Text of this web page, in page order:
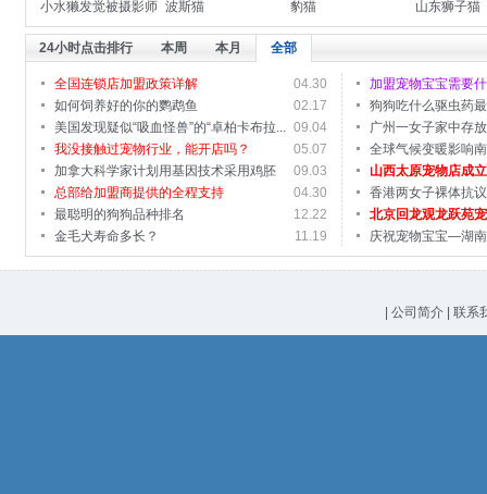
小水獭发觉被摄影师
偷拍后的可爱表情
波斯猫 豹猫 山东狮子猫
24小时点击排行 本周 本月 全部
04.30
全国连锁店加盟政策详解
加盟宠物宝宝需要
02.17
如何饲养好的你的鹦鹉鱼
狗狗吃什么驱虫药
充营...
09.04
美国发现疑似“吸血怪兽”的“卓柏卡布拉...
广州一女子家中存
碎
05.07
我没接触过宠物行业，能开店吗？
全球气候变暖影响
09.03
加拿大科学家计划用基因技术采用鸡胚
胎“...
山西太原宠物店成
馆旗...
04.30
总部给加盟商提供的全程支持
香港两女子裸体抗议
12.22
最聪明的狗狗品种排名
北京回龙观龙跃苑
11.19
金毛犬寿命多长？ 庆祝宠物宝宝—湖
公司简介 联系